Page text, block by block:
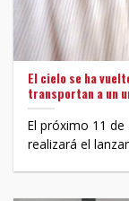
El cielo se ha
transportan a un
El próximo 11 de
realizará el